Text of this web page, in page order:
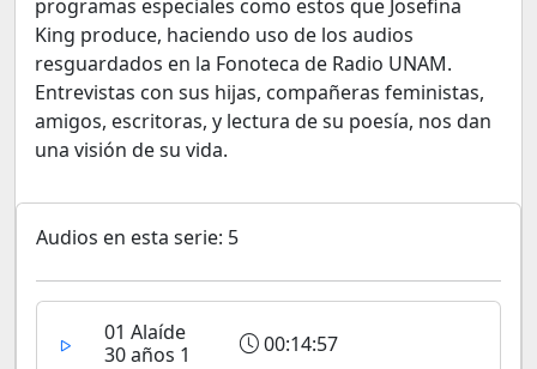
programas especiales como estos que Josefina
King produce, haciendo uso de los audios
resguardados en la Fonoteca de Radio UNAM.
Entrevistas con sus hijas, compañeras feministas,
amigos, escritoras, y lectura de su poesía, nos dan
una visión de su vida.
Audios en esta serie: 5
01 Alaíde
30 años 1
00:14:57